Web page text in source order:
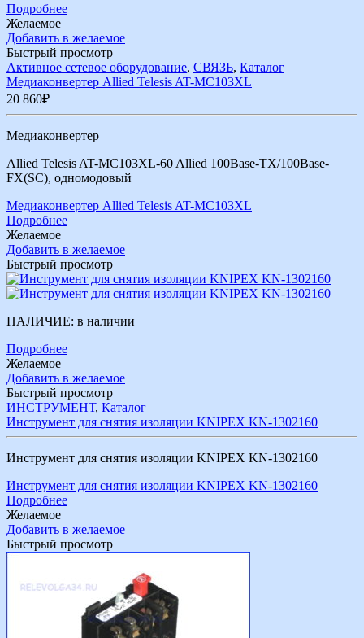
Подробнее
Желаемое
Добавить в желаемое
Быстрый просмотр
Активное сетевое оборудование, СВЯЗЬ, Каталог
Медиаконвертер Allied Telesis AT-MC103XL
20 860₽
Медиаконвертер
Allied Telesis AT-MC103XL-60 Allied 100Base-TX/100Base-
FX(SC), одномодовый
Медиаконвертер Allied Telesis AT-MC103XL
Подробнее
Желаемое
Добавить в желаемое
Быстрый просмотр
НАЛИЧИЕ: в наличии
Подробнее
Желаемое
Добавить в желаемое
Быстрый просмотр
ИНСТРУМЕНТ, Каталог
Инструмент для снятия изоляции KNIPEX KN-1302160
Инструмент для снятия изоляции KNIPEX KN-1302160
Инструмент для снятия изоляции KNIPEX KN-1302160
Подробнее
Желаемое
Добавить в желаемое
Быстрый просмотр